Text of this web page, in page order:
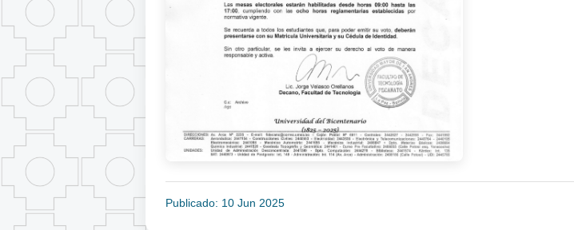
Publicado: 10 Jun 2025